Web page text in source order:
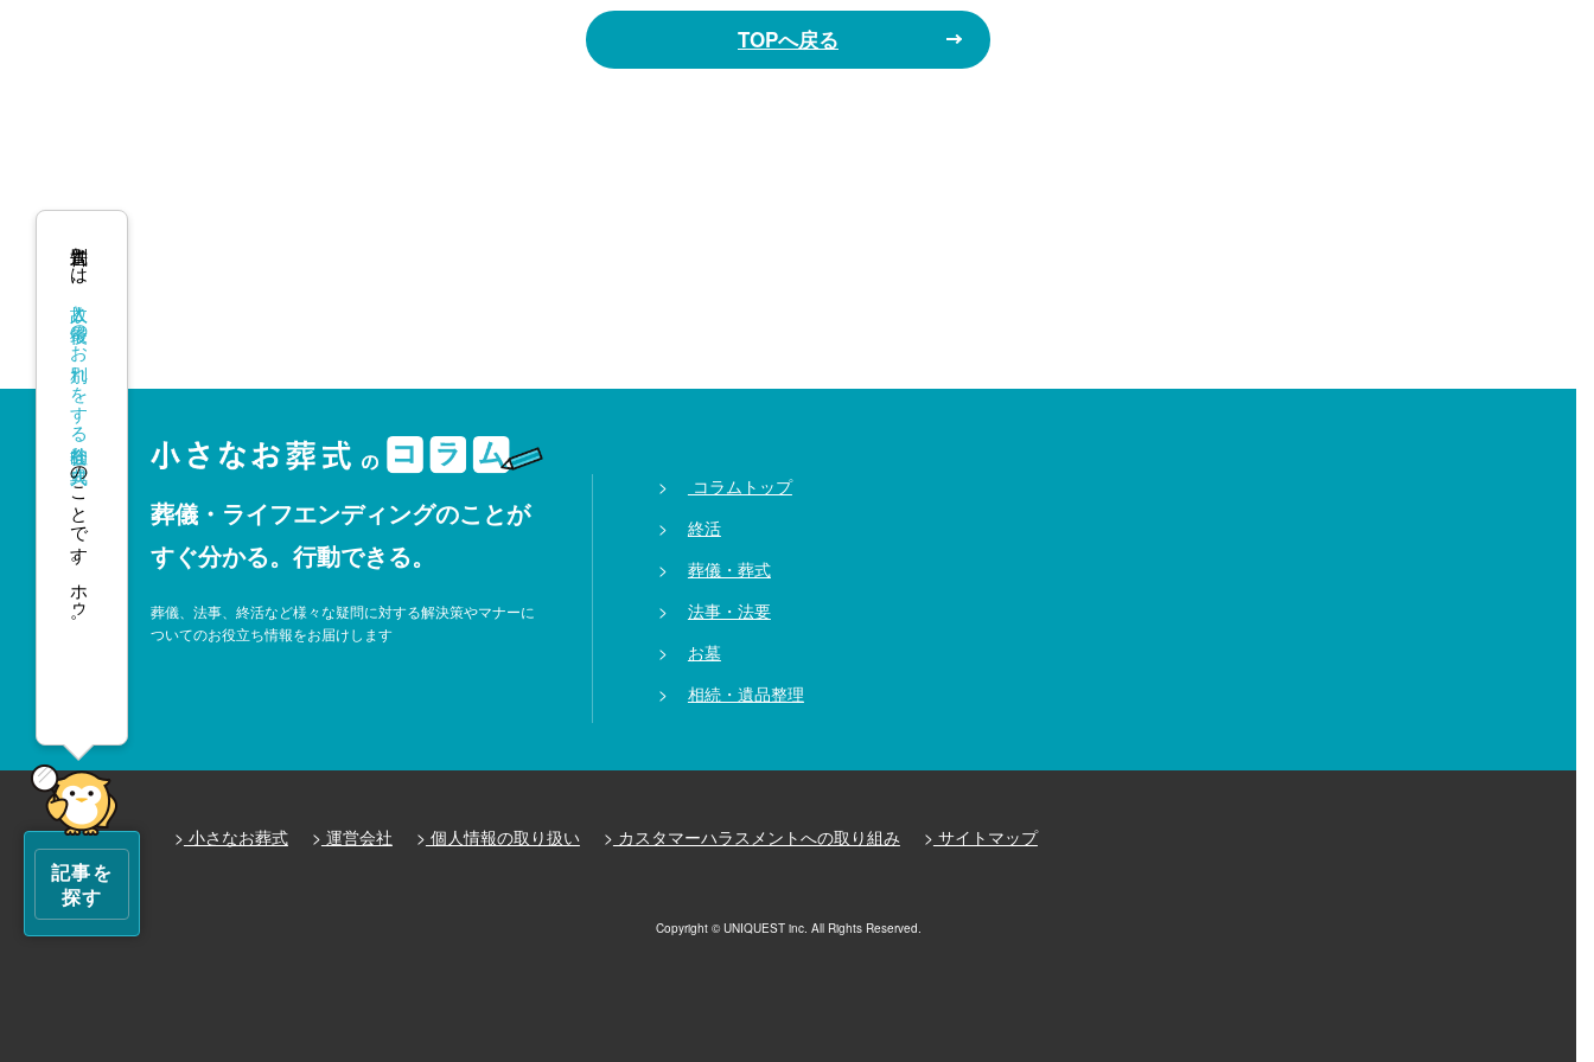
TOPへ戻る
葬儀・ライフエンディングのことが
すぐ分かる。行動できる。
葬儀、法事、終活など様々な疑問に対する解決策やマナーに
ついてのお役立ち情報をお届けします
コラムトップ
終活
葬儀・葬式
法事・法要
お墓
相続・遺品整理
小さなお葬式 運営会社 個人情報の取り扱い カスタマーハラスメントへの取り組み サイトマップ
Copyright © UNIQUEST inc. All Rights Reserved.
告別式とは、
故人と最後のお別れをする社会的な式典
のことです。
ホゥ。
記事を
探す